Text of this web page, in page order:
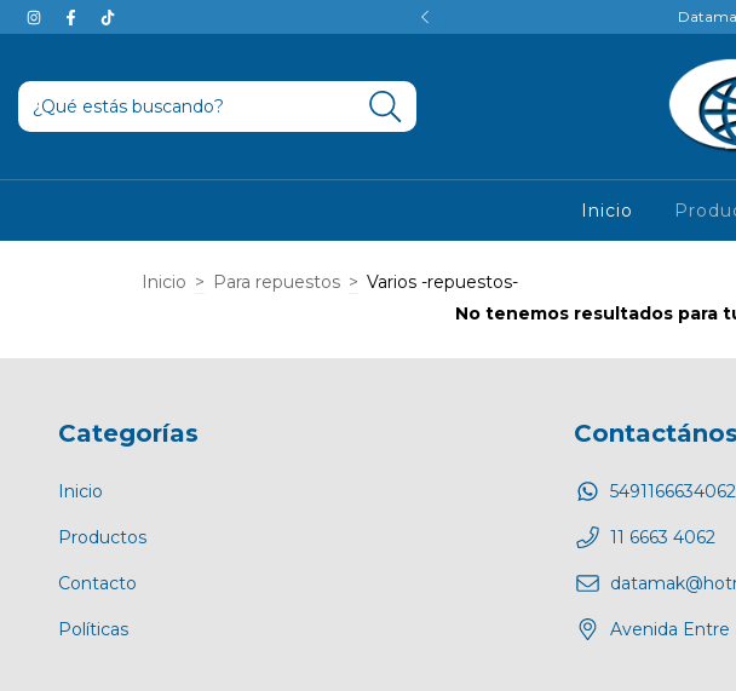
en 3 cuotas sin interés
Inicio
Inicio > Para repuestos > Varios -repuestos-
No tenemos resultados para
Categorías
Inicio
Productos
Contacto
Políticas
Contactános
5491166634062
11 6663 4062
Avenida Entre